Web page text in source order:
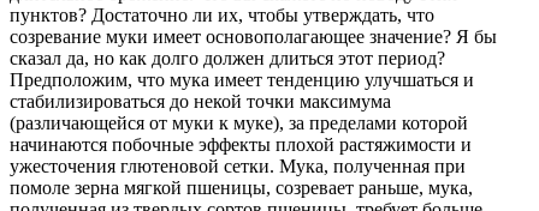
пунктов? Достаточно ли их, чтобы утверждать, что
созревание муки имеет основополагающее значение? Я бы
сказал да, но как долго должен длиться этот период?
Предположим, что мука имеет тенденцию улучшаться и
стабилизироваться до некой точки максимума
(различающейся от муки к муке), за пределами которой
начинаются побочные эффекты плохой растяжимости и
ужесточения глютеновой сетки. Мука, ​​полученная при
помоле зерна мягкой пшеницы, созревает раньше, мука,